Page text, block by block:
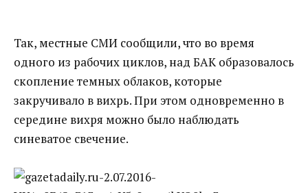
Так, местные СМИ сообщили, что во время
одного из рабочих циклов, над БАК образовалось
скопление темных облаков, которые
закручивало в вихрь. При этом одновременно в
середине вихря можно было наблюдать
синеватое свечение.